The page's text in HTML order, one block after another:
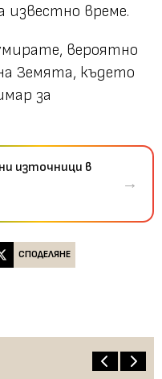
време.
вероятно
Земята, където
за
източници в
→
СПОДЕЛЯНЕ